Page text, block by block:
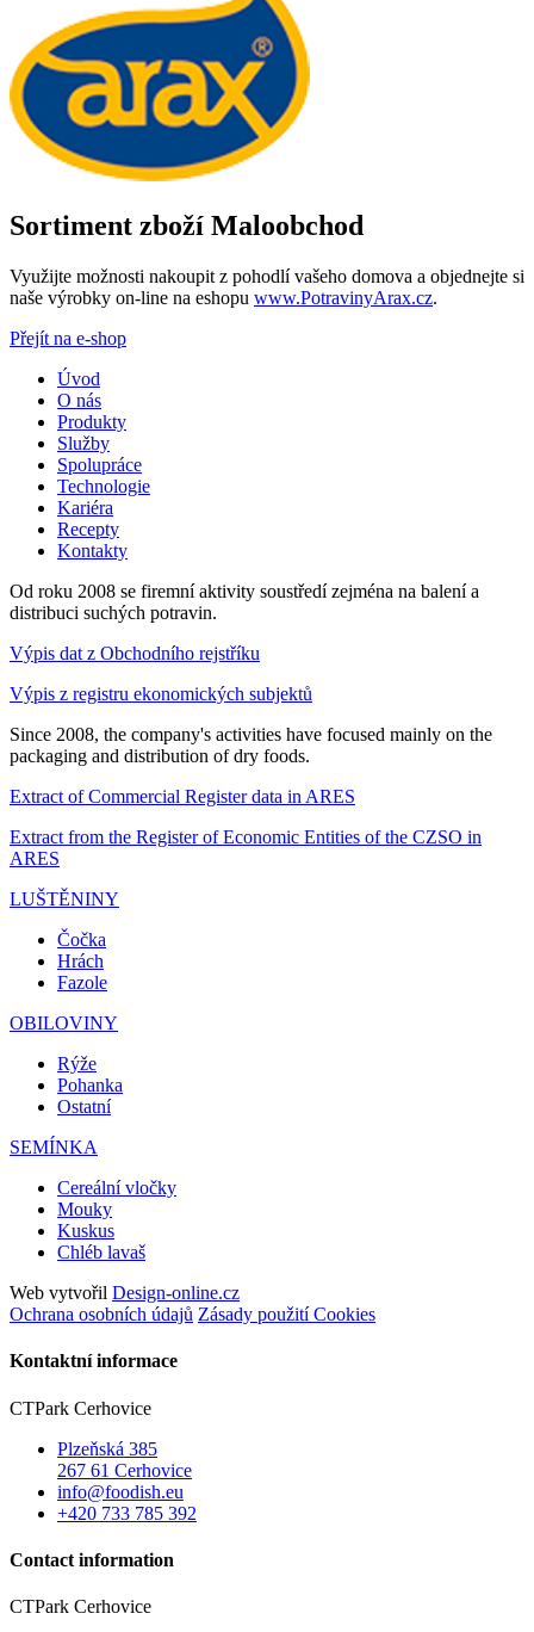
Sortiment zboží Maloobchod
Využijte možnosti nakoupit z pohodlí vašeho domova a objednejte si
naše výrobky on-line na eshopu www.PotravinyArax.cz.
Přejít na e-shop
Úvod
O nás
Produkty
Služby
Spolupráce
Technologie
Kariéra
Recepty
Kontakty
Od roku 2008 se firemní aktivity soustředí zejména na balení a
distribuci suchých potravin.
Výpis dat z Obchodního rejstříku
Výpis z registru ekonomických subjektů
Since 2008, the company's activities have focused mainly on the
packaging and distribution of dry foods.
Extract of Commercial Register data in ARES
Extract from the Register of Economic Entities of the CZSO in
ARES
LUŠTĚNINY
Čočka
Hrách
Fazole
OBILOVINY
Rýže
Pohanka
Ostatní
SEMÍNKA
Cereální vločky
Mouky
Kuskus
Chléb lavaš
Web vytvořil Design-online.cz
Ochrana osobních údajů Zásady použití Cookies
Kontaktní informace
CTPark Cerhovice
Plzeňská 385
267 61 Cerhovice
info@foodish.eu
+420 733 785 392
Contact information
CTPark Cerhovice